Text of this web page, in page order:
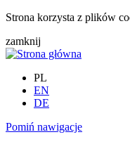
Strona korzysta z plików
zamknij
PL
EN
DE
Pomiń nawigacje